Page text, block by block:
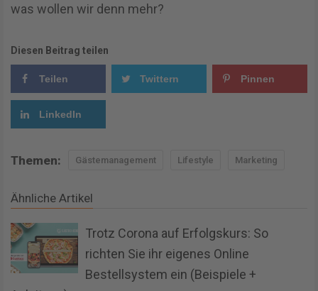
was wollen wir denn mehr?
Diesen Beitrag teilen
Teilen Twittern Pinnen
LinkedIn
Themen: Gästemanagement Lifestyle Marketing
Ähnliche Artikel
Trotz Corona auf Erfolgskurs: So
richten Sie ihr eigenes Online
Bestellsystem ein (Beispiele +